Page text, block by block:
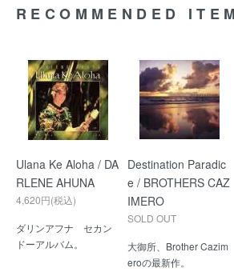
RECOMMENDED ITEM
Ulana Ke Aloha / DA
RLENE AHUNA
4,620円(税込)
ダリンアフナ セカン
ドーアルバム。
Destination Paradic
e / BROTHERS CAZ
IMERO
SOLD OUT
大御所、Brother Cazim
eroの最新作。